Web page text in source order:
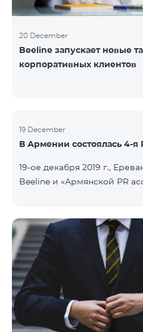
20 December
Beeline запускает новые
корпоративных клиентов
19 December
В Армении состоялась 4-я
19-ое декабря 2019 г.,
Beeline и «Армянской PR
коммуникациям, авторов
идей. «Работа
деятелей, компаний и
центре внимания
Армянской PR
проводиться с целью
роль PR-специалистов,
обратной